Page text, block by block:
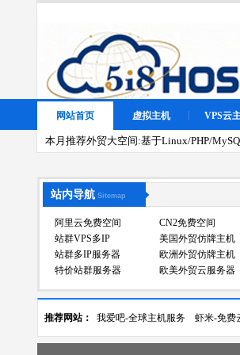
网站首页 虚拟主机 VPS云
本月推荐外贸大空间:基于Linux/PHP/
站内导航 Sitemap
阿里云免费空间
CN2免费空间
站群VPS多IP
美国外贸仿牌主机
站群多IP服务器
欧洲外贸仿牌主机
特价站群服务器
欧美外贸云服务器
推荐网站： 我爱吧-全球主机服务 虾米-免费